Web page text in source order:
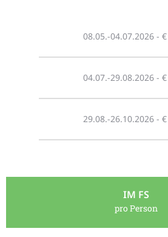
08.05.-04.07.2026 -
04.07.-29.08.2026 -
29.08.-26.10.2026 -
IM FS
pro Person